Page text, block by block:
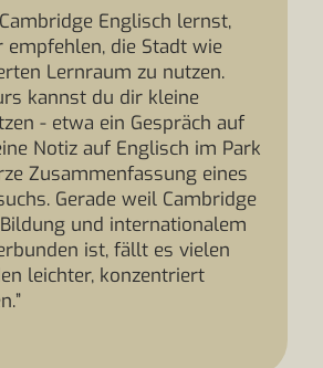
Englisch lernst,
die Stadt wie
Lernraum zu nutzen.
kannst du dir kleine
- etwa ein Gespräch auf
Notiz auf Englisch im Park
Zusammenfassung eines
Gerade weil Cambridge
und internationalem
ist, fällt es vielen
leichter, konzentriert